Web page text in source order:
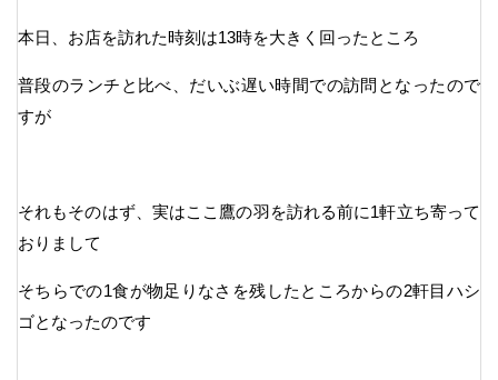
本日、お店を訪れた時刻は13時を大きく回ったところ
普段のランチと比べ、だいぶ遅い時間での訪問となったので
すが
それもそのはず、実はここ鷹の羽を訪れる前に1軒立ち寄って
おりまして
そちらでの1食が物足りなさを残したところからの2軒目ハシ
ゴとなったのです